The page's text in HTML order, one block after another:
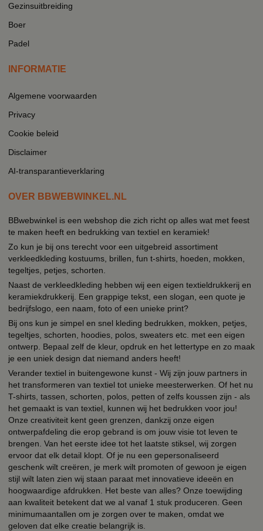
Gezinsuitbreiding
Boer
Padel
INFORMATIE
Algemene voorwaarden
Privacy
Cookie beleid
Disclaimer
AI-transparantieverklaring
OVER BBWEBWINKEL.NL
BBwebwinkel is een webshop die zich richt op alles wat met feest
te maken heeft en bedrukking van textiel en keramiek!
Zo kun je bij ons terecht voor een uitgebreid assortiment
verkleedkleding kostuums, brillen, fun t-shirts, hoeden, mokken,
tegeltjes, petjes, schorten.
Naast de verkleedkleding hebben wij een eigen textieldrukkerij en
keramiekdrukkerij. Een grappige tekst, een slogan, een quote je
bedrijfslogo, een naam, foto of een unieke print?
Bij ons kun je simpel en snel kleding bedrukken, mokken, petjes,
tegeltjes, schorten, hoodies, polos, sweaters etc. met een eigen
ontwerp. Bepaal zelf de kleur, opdruk en het lettertype en zo maak
je een uniek design dat niemand anders heeft!
Verander textiel in buitengewone kunst - Wij zijn jouw partners in
het transformeren van textiel tot unieke meesterwerken. Of het nu
T-shirts, tassen, schorten, polos, petten of zelfs koussen zijn - als
het gemaakt is van textiel, kunnen wij het bedrukken voor jou!
Onze creativiteit kent geen grenzen, dankzij onze eigen
ontwerpafdeling die erop gebrand is om jouw visie tot leven te
brengen. Van het eerste idee tot het laatste stiksel, wij zorgen
ervoor dat elk detail klopt. Of je nu een gepersonaliseerd
geschenk wilt creëren, je merk wilt promoten of gewoon je eigen
stijl wilt laten zien wij staan paraat met innovatieve ideeën en
hoogwaardige afdrukken. Het beste van alles? Onze toewijding
aan kwaliteit betekent dat we al vanaf 1 stuk produceren. Geen
minimumaantallen om je zorgen over te maken, omdat we
geloven dat elke creatie belangrijk is.